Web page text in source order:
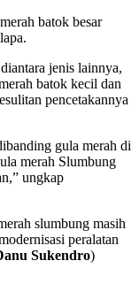
batok besar
jenis lainnya,
batok kecil dan
pencetakannya
gula merah di
merah Slumbung
ungkap
slumbung masih
peralatan
Sukendro)